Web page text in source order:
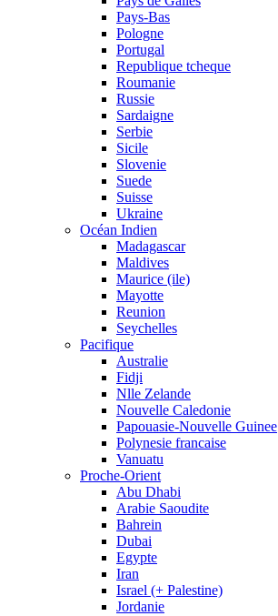
Pays-Bas
Pologne
Portugal
Republique tcheque
Roumanie
Russie
Sardaigne
Serbie
Sicile
Slovenie
Suede
Suisse
Ukraine
Océan Indien
Madagascar
Maldives
Maurice (ile)
Mayotte
Reunion
Seychelles
Pacifique
Australie
Fidji
Nlle Zelande
Nouvelle Caledonie
Papouasie-Nouvelle Guinee
Polynesie francaise
Vanuatu
Proche-Orient
Abu Dhabi
Arabie Saoudite
Bahrein
Dubai
Egypte
Iran
Israel (+ Palestine)
Jordanie